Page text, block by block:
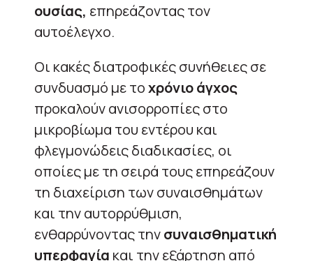
ουσίας, επηρεάζοντας τον
αυτοέλεγχο.
Οι κακές διατροφικές συνήθειες σε
συνδυασμό με τοχρόνιο άγχος
προκαλούν ανισορροπίες στο
μικροβίωμα του εντέρου και
φλεγμονώδεις διαδικασίες, οι
οποίες με τη σειρά τους επηρεάζουν
τη διαχείριση των συναισθημάτων
και την αυτορρύθμιση,
ενθαρρύνοντας τηνσυναισθηματική
υπερφαγία και την εξάρτηση από